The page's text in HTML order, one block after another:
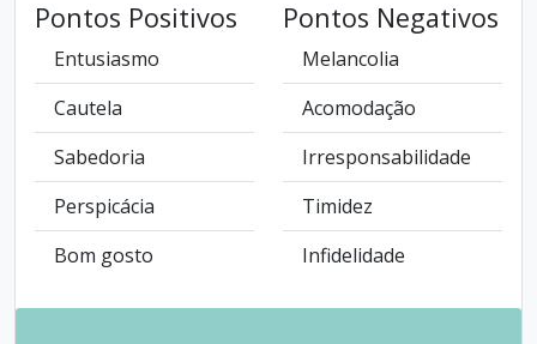
Pontos Positivos
Entusiasmo
Cautela
Sabedoria
Perspicácia
Bom gosto
Pontos Negativos
Melancolia
Acomodação
Irresponsabilidade
Timidez
Infidelidade